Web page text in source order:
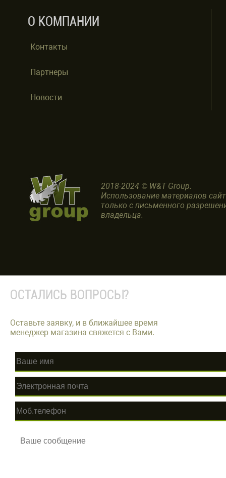
О КОМПАНИИ
Контакты
Партнеры
Новости
2018-2024 © W&T Group.
Использование материалов
только с письменного
владельца.
ОСТАЛИСЬ ВОПРОСЫ?
Оставьте заявку, и в ближайшее время
менеджер магазина свяжется с Вами.